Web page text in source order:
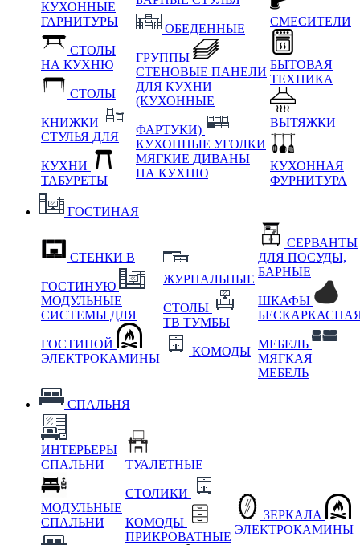
КУХОННЫЕ
ГАРНИТУРЫ
СТОЛЫ
НА КУХНЮ
СТОЛЫ
КНИЖКИ
СТУЛЬЯ ДЛЯ
КУХНИ
ТАБУРЕТЫ
ОБЕДЕННЫЕ
ГРУППЫ
СТЕНОВЫЕ ПАНЕЛИ
ДЛЯ КУХНИ
(КУХОННЫЕ
ФАРТУКИ)
КУХОННЫЕ УГОЛКИ
МЯГКИЕ ДИВАНЫ
НА КУХНЮ
СМЕСИТЕЛИ
БЫТОВАЯ
ТЕХНИКА
ВЫТЯЖКИ
КУХОННАЯ
ФУРНИТУРА
ГОСТИНАЯ
СТЕНКИ В
ГОСТИНУЮ
МОДУЛЬНЫЕ
СИСТЕМЫ ДЛЯ
ГОСТИНОЙ
ЭЛЕКТРОКАМИНЫ
ЖУРНАЛЬНЫЕ
СТОЛЫ
ТВ ТУМБЫ
КОМОДЫ
СЕРВАНТЫ
ДЛЯ ПОСУДЫ,
БАРНЫЕ
ШКАФЫ
МЕБЕЛЬ
МЯГКАЯ
МЕБЕЛЬ
СПАЛЬНЯ
ИНТЕРЬЕРЫ
СПАЛЬНИ
МОДУЛЬНЫЕ
СПАЛЬНИ
ТУАЛЕТНЫЕ
СТОЛИКИ
КОМОДЫ
ПРИКРОВАТНЫЕ
ЗЕРКАЛА
ЭЛЕКТРОКАМИНЫ